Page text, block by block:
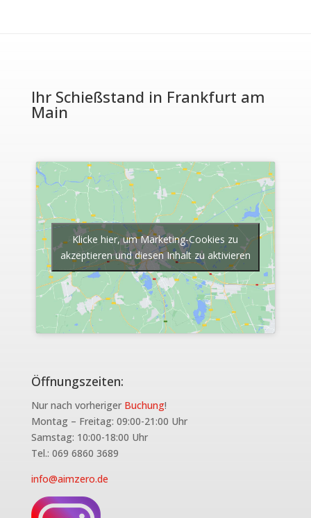
Ihr Schießstand in Frankfurt am
Main
Klicke hier, um Marketing-Cookies zu
akzeptieren und diesen Inhalt zu aktivieren
Öffnungszeiten:
Nur nach vorheriger Buchung!
Montag – Freitag: 09:00-21:00 Uhr
Samstag: 10:00-18:00 Uhr
Tel.: 069 6860 3689
info@aimzero.de